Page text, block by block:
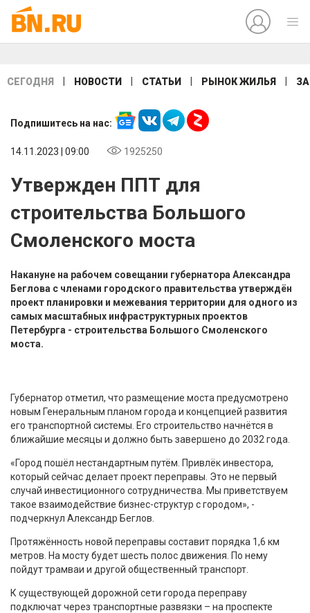
СЕГОДНЯ НОВОСТИ СТАТЬИ РЫНОК ЖИЛЬЯ
Подпишитесь на нас:
14.11.2023 | 09:00 1925250
Утвержден ППТ для
строительства Большого
Смоленского моста
Накануне на рабочем совещании губернатора Александра
Беглова с членами городского правительства утверждён
проект планировки и межевания территории для одного из
самых масштабных инфраструктурных проектов
Петербурга - строительства Большого Смоленского
моста.
Губернатор отметил, что размещение моста предусмотрено
новым Генеральным планом города и концепцией развития
его транспортной системы. Его строительство начнётся в
ближайшие месяцы и должно быть завершено до 2032 года.
«Город пошёл нестандартным путём. Привлёк инвестора,
который сейчас делает проект переправы. Это не первый
случай инвестиционного сотрудничества. Мы приветствуем
такое взаимодействие бизнес-структур с городом», -
подчеркнул Александр Беглов.
Протяжённость новой переправы составит порядка 1,6 км
метров. На мосту будет шесть полос движения. По нему
пойдут трамваи и другой общественный транспорт.
К существующей дорожной сети города переправу
подключат через транспортные развязки – на проспекте